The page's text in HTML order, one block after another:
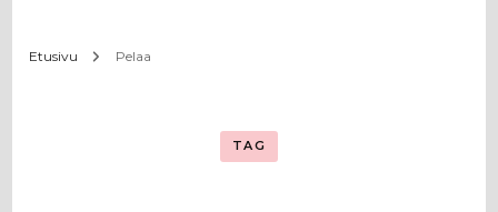
Etusivu Pelaa
TAG